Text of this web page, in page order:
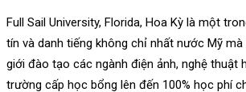
Full Sail University, Florida, Hoa Kỳ là một
tín và danh tiếng không chỉ nhất nước Mỹ
giới đào tạo các ngành điện ảnh, nghệ thuật
trường cấp học bổng lên đến 100% học phí